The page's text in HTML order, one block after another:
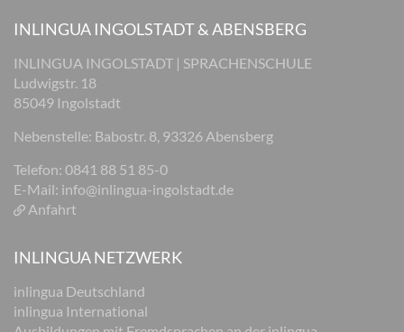
INLINGUA INGOLSTADT & ABENSBERG
INLINGUA INGOLSTADT | SPRACHENSCHULE
Ludwigstr. 18
85049 Ingolstadt
Nebenstelle: Babostr. 8, 93326 Abensberg
Telefon: 0841 88 51 85-0
E-Mail: info@inlingua-ingolstadt.de
Anfahrt
INLINGUA NETZWERK
inlingua Deutschland
inlingua International